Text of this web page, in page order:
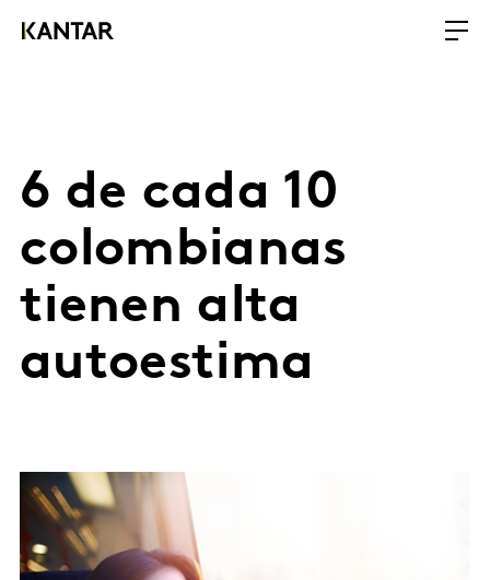
6 de cada 10
colombianas
tienen alta
autoestima